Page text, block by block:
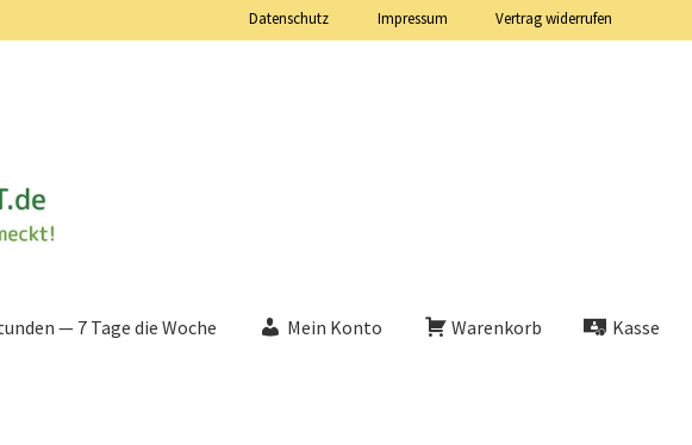
Datenschutz Impressum Vertrag widerrufen
— 7 Tage die Woche Mein Konto Warenkorb Kasse